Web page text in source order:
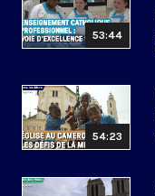
53:44
54:23